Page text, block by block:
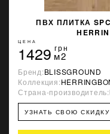
ПВХ ПЛИТКА SPC
ЦЕНА
1429 грн
м2
Бренд:BLISSGROUND
Коллекция:
Страна-производитель:
УЗНАТЬ СВОЮ СКИДКУ